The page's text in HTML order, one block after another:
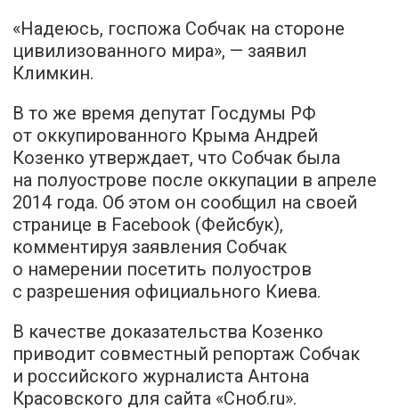
«Надеюсь, госпожа Собчак на стороне
цивилизованного мира», — заявил
Климкин.
В то же время депутат Госдумы РФ
от оккупированного Крыма Андрей
Козенко утверждает, что Собчак была
на полуострове после оккупации в апреле
2014 года. Об этом он сообщил на своей
странице в Facebook (Фейсбук),
комментируя заявления Собчак
о намерении посетить полуостров
с разрешения официального Киева.
В качестве доказательства Козенко
приводит совместный репортаж Собчак
и российского журналиста Антона
Красовского для сайта «Сноб.ru».